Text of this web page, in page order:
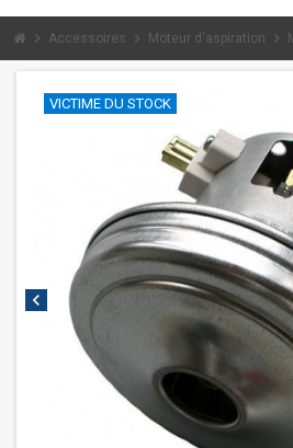
chevron_right Accessoires chevron_right Moteur d'aspiration chevron_right
chevron_left
VICTIME DU STOCK